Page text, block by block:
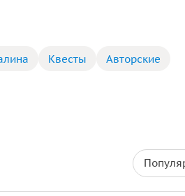
Квесты Авторские